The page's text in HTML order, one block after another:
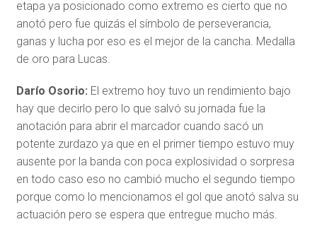
etapa ya posicionado como extremo es cierto que no
anotó pero fue quizás el símbolo de perseverancia,
ganas y lucha por eso es el mejor de la cancha. Medalla
de oro para Lucas.
Darío Osorio: El extremo hoy tuvo un rendimiento bajo
hay que decirlo pero lo que salvó su jornada fue la
anotación para abrir el marcador cuando sacó un
potente zurdazo ya que en el primer tiempo estuvo muy
ausente por la banda con poca explosividad o sorpresa
en todo caso eso no cambió mucho el segundo tiempo
porque como lo mencionamos el gol que anotó salva su
actuación pero se espera que entregue mucho más.